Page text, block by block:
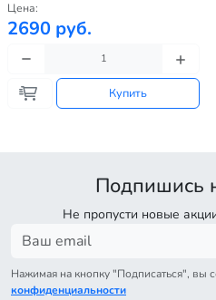
Цена:
2690 руб.
Купить
Подпишись
Не пропусти новые
Нажимая на кнопку "Подписаться", вы
конфиденциальности